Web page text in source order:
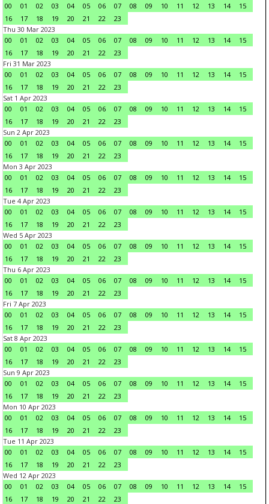
00
01 02 03 04 05 06 07 08 09 10 11 12 13 14
15
16
17 18 19 20 21 22
23
Thu 30 Mar 2023
00
01 02 03 04 05 06 07 08 09 10 11 12 13 14
15
16
17 18 19 20 21 22
23
Fri 31 Mar 2023
00
01 02 03 04 05 06 07 08 09 10 11 12 13 14
15
16
17 18 19 20 21 22
23
Sat 1 Apr 2023
00
01 02 03 04 05 06 07 08 09 10 11 12 13 14
15
16
17 18 19 20 21 22
23
Sun 2 Apr 2023
00
01 02 03 04 05 06 07 08 09 10 11 12 13 14
15
16
17 18 19 20 21 22
23
Mon 3 Apr 2023
00
01 02 03 04 05 06 07 08 09 10 11 12 13 14
15
16
17 18 19 20 21 22
23
Tue 4 Apr 2023
00
01 02 03 04 05 06 07 08 09 10 11 12 13 14
15
16
17 18 19 20 21 22
23
Wed 5 Apr 2023
00
01 02 03 04 05 06 07 08 09 10 11 12 13 14
15
16
17 18 19 20 21 22
23
Thu 6 Apr 2023
00
01 02 03 04 05 06 07 08 09 10 11 12 13 14
15
16
17 18 19 20 21 22
23
Fri 7 Apr 2023
00
01 02 03 04 05 06 07 08 09 10 11 12 13 14
15
16
17 18 19 20 21 22
23
Sat 8 Apr 2023
00
01 02 03 04 05 06 07 08 09 10 11 12 13 14
15
16
17 18 19 20 21 22
23
Sun 9 Apr 2023
00
01 02 03 04 05 06 07 08 09 10 11 12 13 14
15
16
17 18 19 20 21 22
23
Mon 10 Apr 2023
00
01 02 03 04 05 06 07 08 09 10 11 12 13 14
15
16
17 18 19 20 21 22
23
Tue 11 Apr 2023
00
01 02 03 04 05 06 07 08 09 10 11 12 13 14
15
16
17 18 19 20 21 22
23
Wed 12 Apr 2023
00
01 02 03 04 05 06 07 08 09 10 11 12 13 14
15
16
17 18 19 20 21 22
23